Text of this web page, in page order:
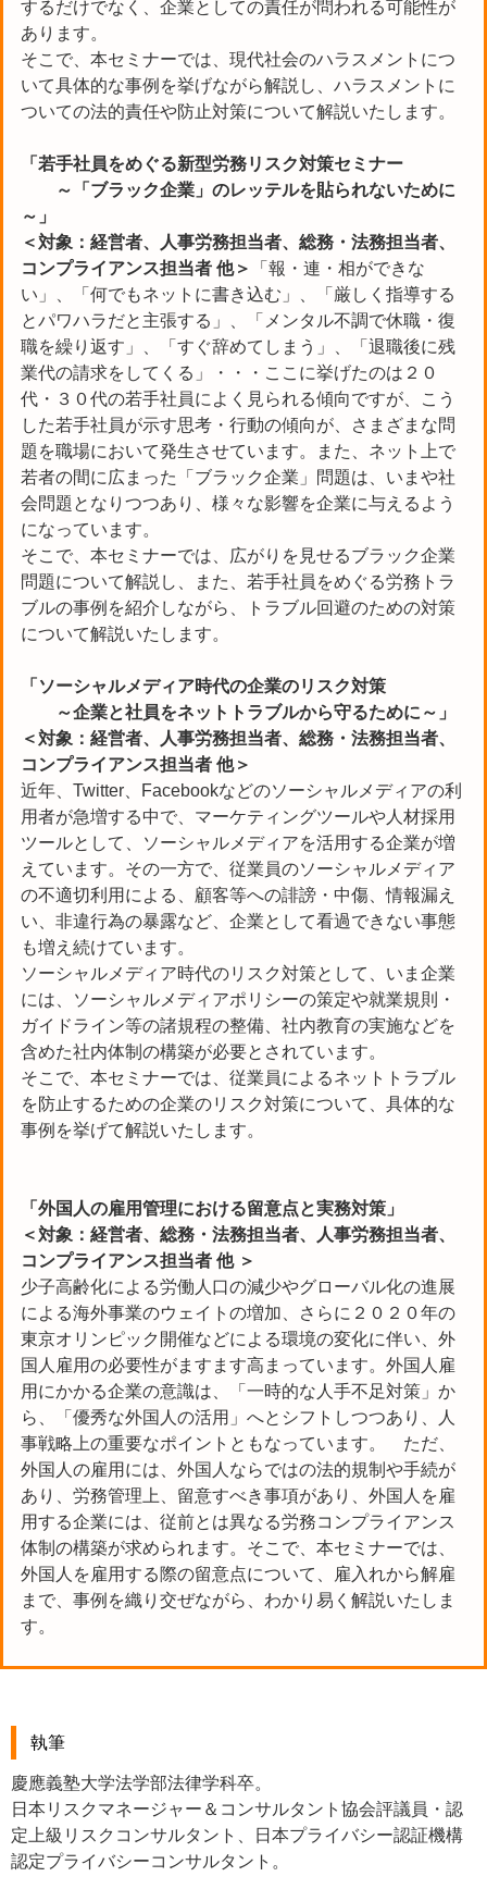
するだけでなく、企業としての責任が問われる可能性が
あります。
そこで、本セミナーでは、現代社会のハラスメントにつ
いて具体的な事例を挙げながら解説し、ハラスメントに
ついての法的責任や防止対策について解説いたします。
「若手社員をめぐる新型労務リスク対策セミナー
～「ブラック企業」のレッテルを貼られないために
～」
＜対象：経営者、人事労務担当者、総務・法務担当者、
コンプライアンス担当者 他＞
「報・連・相ができな
い」、「何でもネットに書き込む」、「厳しく指導する
とパワハラだと主張する」、「メンタル不調で休職・復
職を繰り返す」、「すぐ辞めてしまう」、「退職後に残
業代の請求をしてくる」・・・ここに挙げたのは２０
代・３０代の若手社員によく見られる傾向ですが、こう
した若手社員が示す思考・行動の傾向が、さまざまな問
題を職場において発生させています。また、ネット上で
若者の間に広まった「ブラック企業」問題は、いまや社
会問題となりつつあり、様々な影響を企業に与えるよう
になっています。
そこで、本セミナーでは、広がりを見せるブラック企業
問題について解説し、また、若手社員をめぐる労務トラ
ブルの事例を紹介しながら、トラブル回避のための対策
について解説いたします。
「ソーシャルメディア時代の企業のリスク対策
～企業と社員をネットトラブルから守るために～」
＜対象：経営者、人事労務担当者、総務・法務担当者、
コンプライアンス担当者 他＞
近年、Twitter、Facebookなどのソーシャルメディアの利
用者が急増する中で、マーケティングツールや人材採用
ツールとして、ソーシャルメディアを活用する企業が増
えています。その一方で、従業員のソーシャルメディア
の不適切利用による、顧客等への誹謗・中傷、情報漏え
い、非違行為の暴露など、企業として看過できない事態
も増え続けています。
ソーシャルメディア時代のリスク対策として、いま企業
には、ソーシャルメディアポリシーの策定や就業規則・
ガイドライン等の諸規程の整備、社内教育の実施などを
含めた社内体制の構築が必要とされています。
そこで、本セミナーでは、従業員によるネットトラブル
を防止するための企業のリスク対策について、具体的な
事例を挙げて解説いたします。
「外国人の雇用管理における留意点と実務対策」
＜対象：経営者、総務・法務担当者、人事労務担当者、
コンプライアンス担当者 他 ＞
少子高齢化による労働人口の減少やグローバル化の進展
による海外事業のウェイトの増加、さらに２０２０年の
東京オリンピック開催などによる環境の変化に伴い、外
国人雇用の必要性がますます高まっています。外国人雇
用にかかる企業の意識は、「一時的な人手不足対策」か
ら、「優秀な外国人の活用」へとシフトしつつあり、人
事戦略上の重要なポイントともなっています。 ただ、
外国人の雇用には、外国人ならではの法的規制や手続が
あり、労務管理上、留意すべき事項があり、外国人を雇
用する企業には、従前とは異なる労務コンプライアンス
体制の構築が求められます。そこで、本セミナーでは、
外国人を雇用する際の留意点について、雇入れから解雇
まで、事例を織り交ぜながら、わかり易く解説いたしま
す。
執筆
慶應義塾大学法学部法律学科卒。
日本リスクマネージャー＆コンサルタント協会評議員・認
定上級リスクコンサルタント、日本プライバシー認証機構
認定プライバシーコンサルタント。